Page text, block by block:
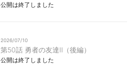
公開は終了しました
2026/07/10
第50話 勇者の友達Ⅱ（後編）
公開は終了しました